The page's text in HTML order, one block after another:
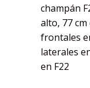
champán
alto, 77
frontales
laterales
en F22